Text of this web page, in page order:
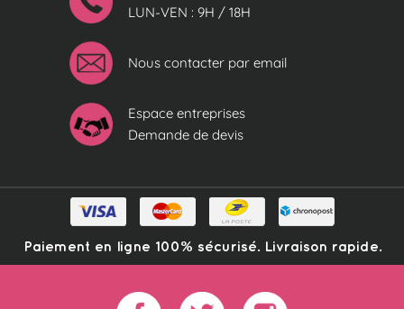
LUN-VEN : 9H / 18H
Nous contacter par email
Espace entreprises
Demande de devis
Paiement en ligne 100% sécurisé. Livraison rapide.